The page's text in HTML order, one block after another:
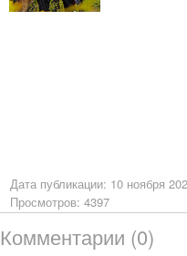
Дата публикации: 10 ноября
Просмотров: 4397
Комментарии (0)